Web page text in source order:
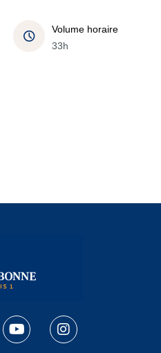
Volume horaire
33h